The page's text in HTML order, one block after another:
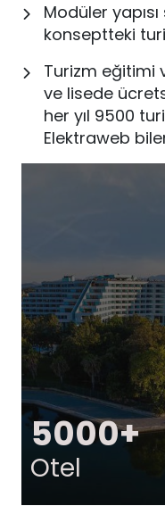
Modüler
konseptteki
Turizm eğitimi
ve lisede
her yıl 9500
Elektraweb
5000+
Otel